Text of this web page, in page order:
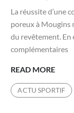
La réussite d’une
poreux à Mougins
du revêtement.
complémentaires
READ MORE
ACTU SPORTIF